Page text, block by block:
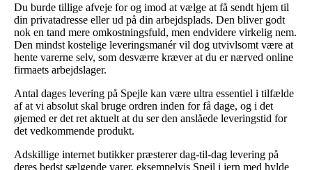
Du burde tillige afveje for og imod at vælge at få sendt hjem til
din privatadresse eller ud på din arbejdsplads. Den bliver godt
nok en tand mere omkostningsfuld, men endvidere virkelig nem.
Den mindst kostelige leveringsmanér vil dog utvivlsomt være at
hente varerne selv, som desværre kræver at du er nærved online
firmaets arbejdslager.
Antal dages levering på Spejle kan være ultra essentiel i tilfælde
af at vi absolut skal bruge ordren inden for få dage, og i det
øjemed er det ret aktuelt at du ser den anslåede leveringstid for
det vedkommende produkt.
Adskillige internet butikker præsterer dag-til-dag levering på
deres bedst sælgende varer, eksempelvis Spejl i jern med hylde